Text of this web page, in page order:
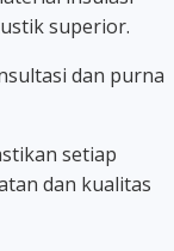
superior.
dan purna
setiap
dan kualitas